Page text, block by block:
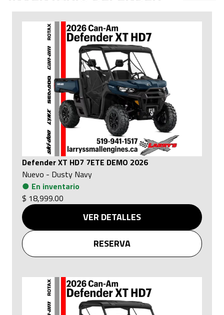
Defender XT HD7 7ETE DEMO 2026
Nuevo - Dusty Navy
● En inventario
$ 18,999.00
VER DETALLES
RESERVA